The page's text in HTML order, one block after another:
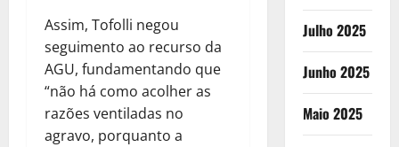
Assim, Tofolli negou
seguimento ao recurso da
AGU, fundamentando que
“não há como acolher as
razões ventiladas no
agravo, porquanto a
Julho 2025
Junho 2025
Maio 2025